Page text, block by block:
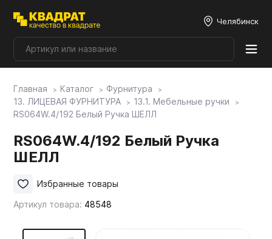
Челябинск
Плитные материалы
Мой ЭГГЕР
Главная Каталог
Фурнитура
13. ЛИЦЕВАЯ ФУРНИТУРА
13.1. Мебельные ручки
RS064W.4/192 Белый Ручка ШЕЛЛ
RS064W.4/192 Белый Ручка
ШЕЛЛ
Артикул товара: 48548
Избранные товары